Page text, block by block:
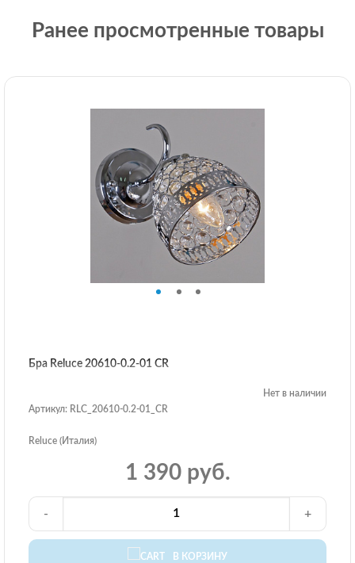
Ранее просмотренные товары
Бра Reluce 20610-0.2-01 CR
Нет в наличии
Артикул: RLC_20610-0.2-01_CR
Reluce (Италия)
1 390 руб.
В КОРЗИНУ
- +